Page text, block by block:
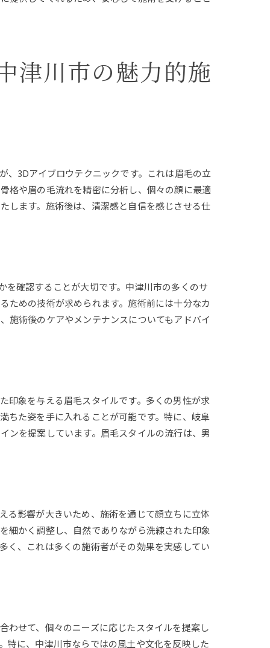
津川市の魅力的施
、3Dアイブロウテクニックです。これは眉毛の立
格や眉の毛流れを精密に分析し、個々の顔に最適
します。施術後は、清潔感と自信を感じさせる仕
を確認することが大切です。中津川市の多くのサ
ための技術が求められます。施術前には十分なカ
施術後のケアやメンテナンスについてもアドバイ
印象を与える眉毛スタイルです。多くの男性が求
ちた姿を手に入れることが可能です。特に、岐阜
ンを提案しています。眉毛スタイルの流行は、男
る影響が大きいため、施術を通じて顔立ちに立体
細かく調整し、自然でありながら洗練された印象
く、これは多くの施術者がその効果を実感してい
わせて、個々のニーズに応じたスタイルを提案し
特に、中津川市ならではの風土や文化を反映した